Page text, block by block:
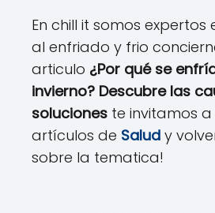
En chill it somos
al enfriado y frio
articulo ¿Por qué se
invierno? Descubre las
soluciones te invitamos
artículos de Salud y
sobre la tematica!